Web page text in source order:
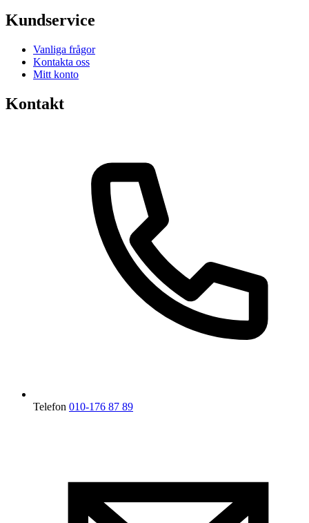
Kundservice
Vanliga frågor
Kontakta oss
Mitt konto
Kontakt
Telefon 010-176 87 89